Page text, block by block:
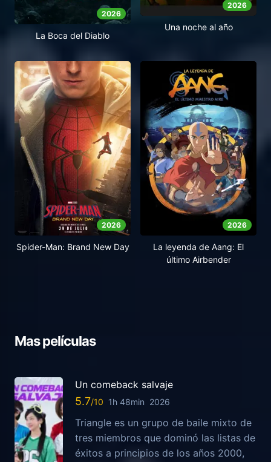
2026
La Boca del Diablo
2026
Una noche al año
2026
Spider-Man: Brand New Day
2026
La leyenda de Aang: El
último Airbender
Mas películas
Un comeback salvaje
5.7 1h 48min 2026
Triangle es un grupo de baile mixto de
tres miembros que dominó las listas de
éxitos a principios de los años 2000,